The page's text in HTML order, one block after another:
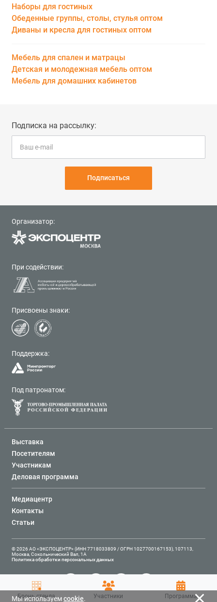
Наборы для гостиных
Обеденные группы, столы, стулья оптом
Диваны и кресла для гостиных оптом
Мебель для спален и матрацы
Детская и молодежная мебель оптом
Мебель для домашних кабинетов
Подписка на рассылку:
Подписаться
Организатор:
При содействии:
Присвоены знаки:
Поддержка:
Под патронатом:
Выставка
Посетителям
Участникам
Деловая программа
Медиацентр
Контакты
Статьи
© 2026 АО «ЭКСПОЦЕНТР» (ИНН 7718033809 / ОГРН 1027700167153), 107113,
Москва, Сокольнический Вал, 1А
Политика обработки персональных данных
Бронь стенда Участники Программа
Мы используемcookie.